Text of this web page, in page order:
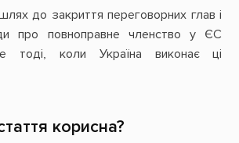
до закриття переговорних глав і
про повноправне членство у ЄС
тоді, коли Україна виконає ці
корисна?